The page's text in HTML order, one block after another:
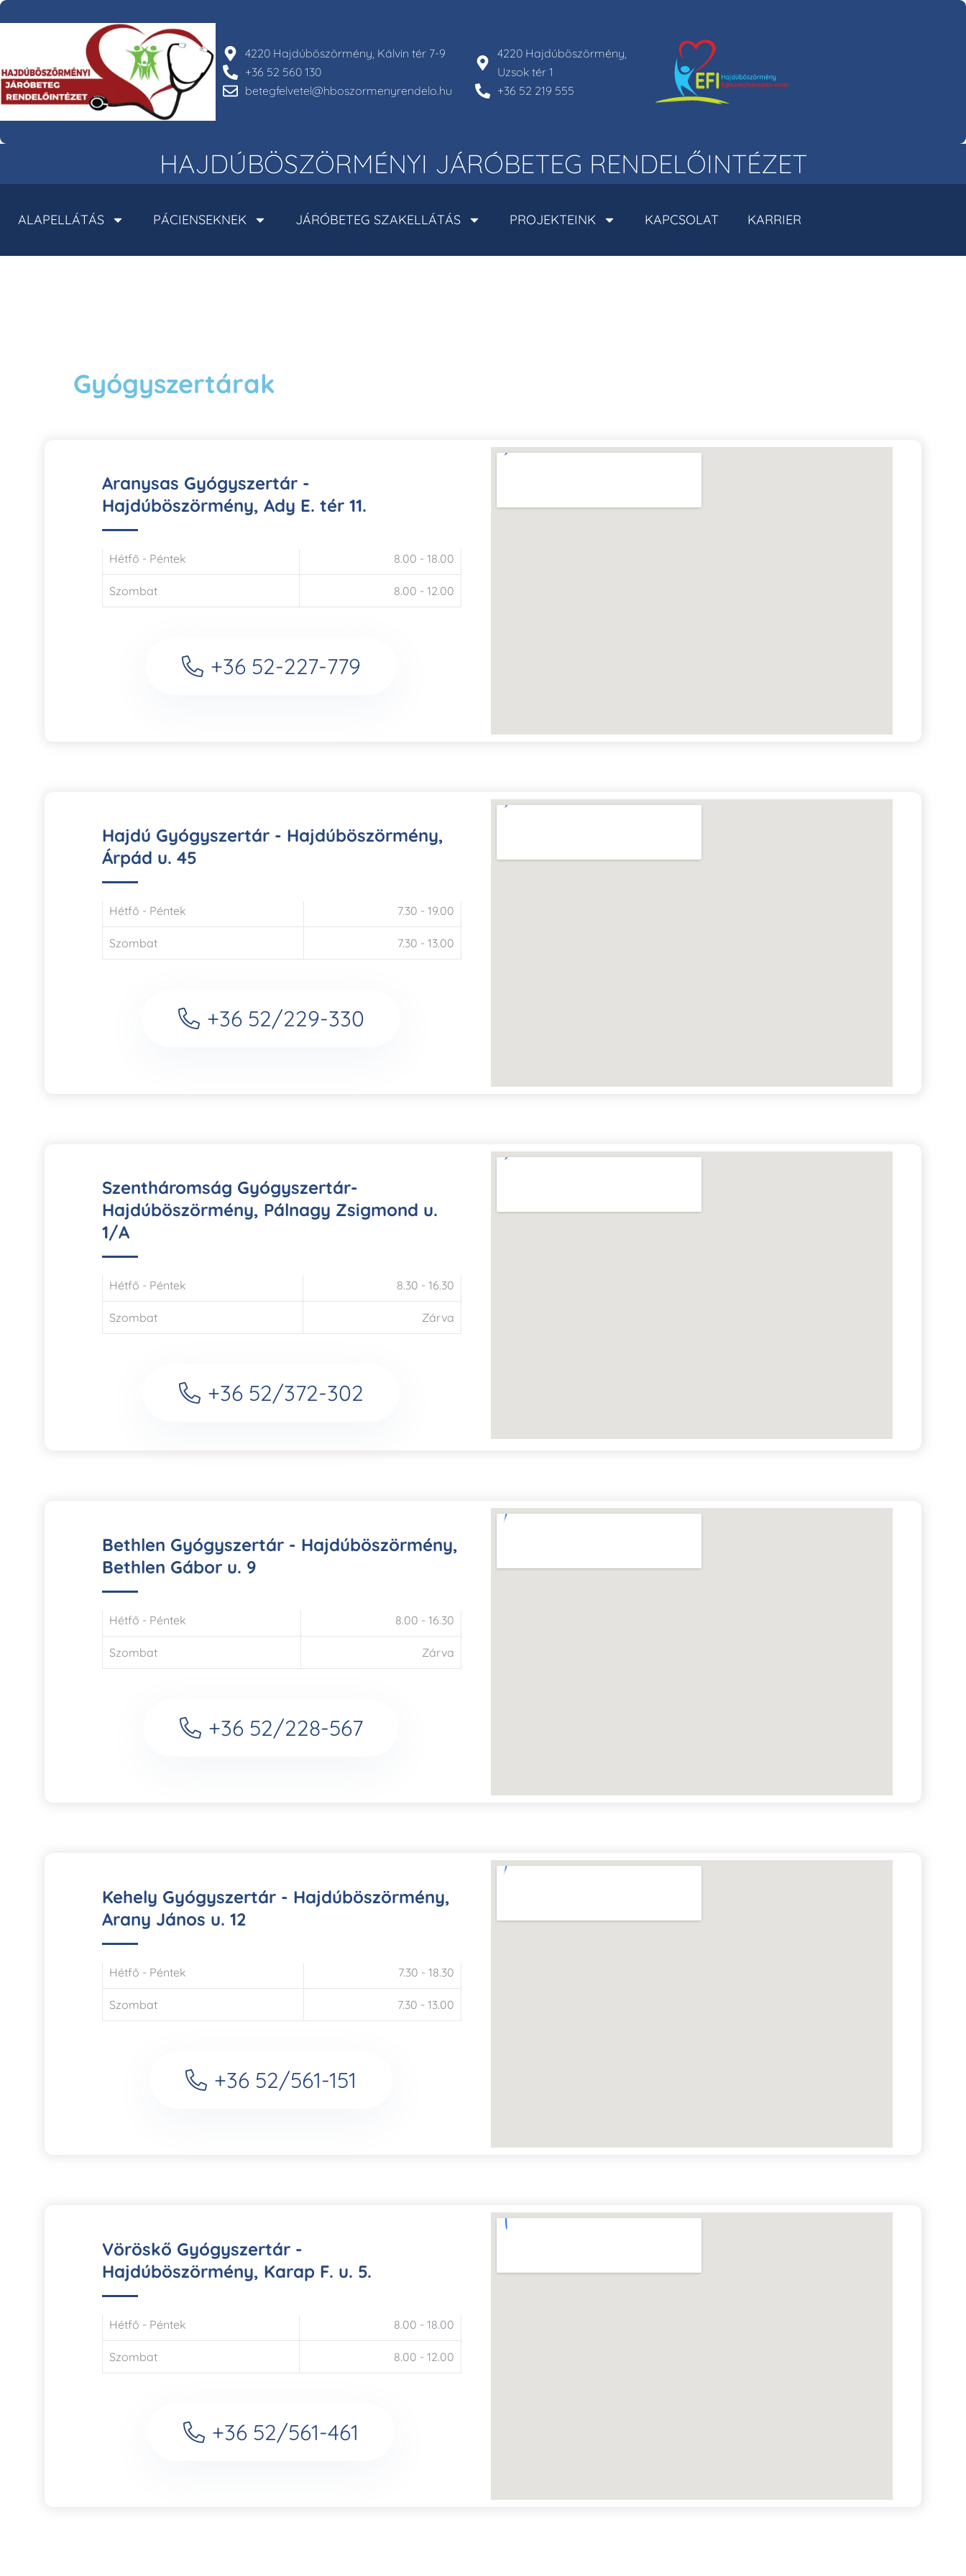
4220 Hajdúböszörmény, Kálvin tér 7-9
+36 52 560 130
betegfelvetel@hboszormenyrendelo.hu
4220 Hajdúböszörmény,
Uzsok tér 1
+36 52 219 555
HAJDÚBÖSZÖRMÉNYI JÁRÓBETEG RENDELŐINTÉZET
ALAPELLÁTÁS PÁCIENSEKNEK JÁRÓBETEG SZAKELLÁTÁS PROJEKTEINK KAPCSOLAT KARRIER
Gyógyszertárak
Aranysas Gyógyszertár -
Hajdúböszörmény, Ady E. tér 11.
Hétfő - Péntek 8.00 - 18.00
Szombat 8.00 - 12.00
+36 52-227-779
Hajdú Gyógyszertár - Hajdúböszörmény,
Árpád u. 45
Hétfő - Péntek 7.30 - 19.00
Szombat 7.30 - 13.00
+36 52/229-330
Szentháromság Gyógyszertár-
Hajdúböszörmény, Pálnagy Zsigmond u.
1/A
Hétfő - Péntek 8.30 - 16.30
Szombat Zárva
+36 52/372-302
Bethlen Gyógyszertár - Hajdúböszörmény,
Bethlen Gábor u. 9
Hétfő - Péntek 8.00 - 16.30
Szombat Zárva
+36 52/228-567
Kehely Gyógyszertár - Hajdúböszörmény,
Arany János u. 12
Hétfő - Péntek 7.30 - 18.30
Szombat 7.30 - 13.00
+36 52/561-151
Vöröskő Gyógyszertár -
Hajdúböszörmény, Karap F. u. 5.
Hétfő - Péntek 8.00 - 18.00
Szombat 8.00 - 12.00
+36 52/561-461